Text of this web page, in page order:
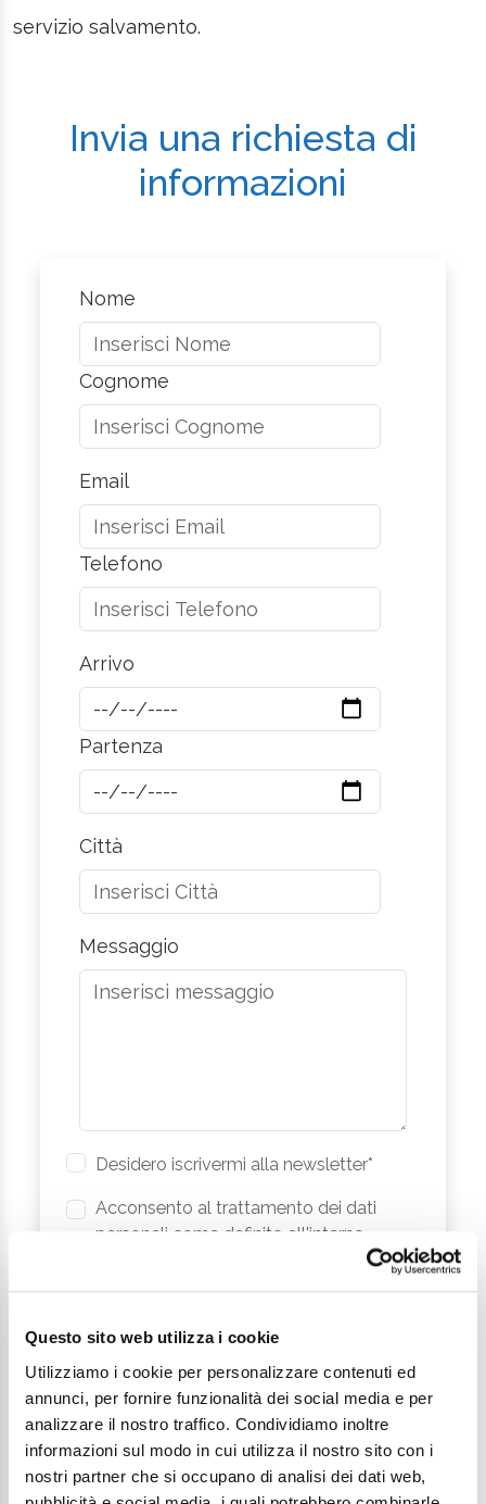
Questo sito web utilizza i cookie
Utilizziamo i cookie per personalizzare contenuti ed
annunci, per fornire funzionalità dei social media e per
analizzare il nostro traffico. Condividiamo inoltre
informazioni sul modo in cui utilizza il nostro sito con i
nostri partner che si occupano di analisi dei dati web,
servizio salvamento.
Invia una richiesta di
informazioni
Nome
Cognome
Email
Telefono
Arrivo
Partenza
Città
Messaggio
Desidero iscrivermi alla newsletter*
Acconsento al trattamento dei dati
personali come definito all'interno